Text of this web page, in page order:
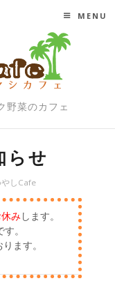
野菜のカフェ
MENU
らせ
しCafe
みします。
す。
ます。